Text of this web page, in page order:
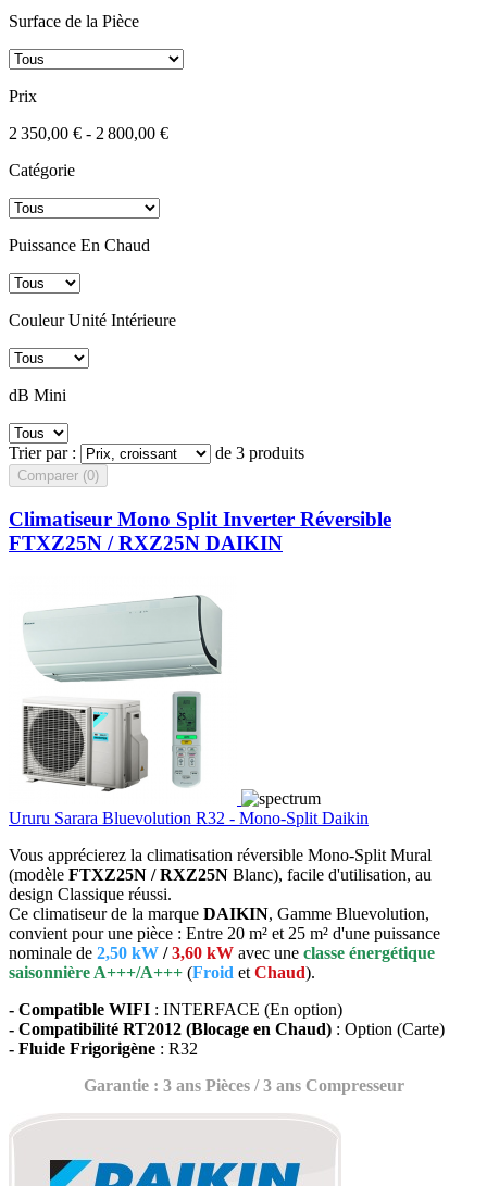
Surface de la Pièce
Prix
2 350,00 € - 2 800,00 €
Catégorie
Puissance En Chaud
Couleur Unité Intérieure
dB Mini
Trier par : de 3 produits
Comparer (0)‎
Climatiseur Mono Split Inverter Réversible
FTXZ25N / RXZ25N DAIKIN
Ururu Sarara Bluevolution R32 - Mono-Split Daikin
Vous apprécierez la climatisation réversible Mono-Split Mural
(modèle FTXZ25N / RXZ25N Blanc), facile d'utilisation, au
design Classique réussi.
Ce climatiseur de la marque DAIKIN, Gamme Bluevolution,
convient pour une pièce : Entre 20 m² et 25 m² d'une puissance
nominale de 2,50 kW /3,60 kW avec une classe énergétique
saisonnière A+++/A+++ (Froid et Chaud).
- Compatible WIFI : INTERFACE (En option)
- Compatibilité RT2012 (Blocage en Chaud) : Option (Carte)
- Fluide Frigorigène : R32
Garantie : 3 ans Pièces / 3 ans Compresseur